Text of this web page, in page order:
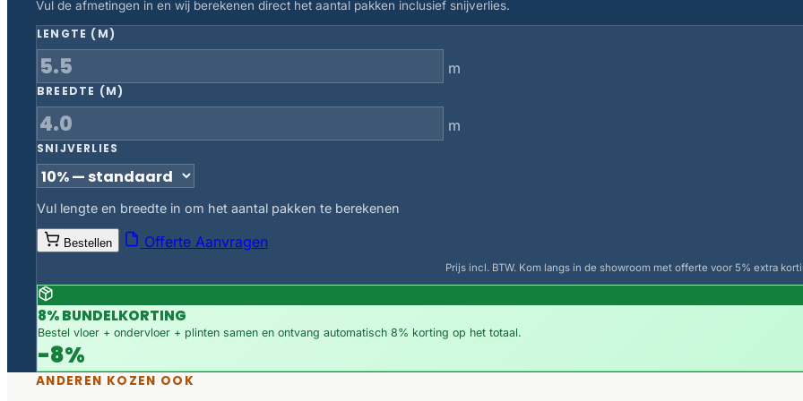
Vul de afmetingen in en wij berekenen direct het aantal pakken inclusief snijverlies.
LENGTE (M)
m
BREEDTE (M)
m
SNIJVERLIES
Vul lengte en breedte in om het aantal pakken te berekenen
Bestellen Offerte Aanvragen
Prijs incl. BTW. Kom langs in de showroom met offerte voor 5% extra
8% BUNDELKORTING
Bestel vloer + ondervloer + plinten samen en ontvang automatisch 8% korting op het totaal.
-8%
ANDEREN KOZEN OOK